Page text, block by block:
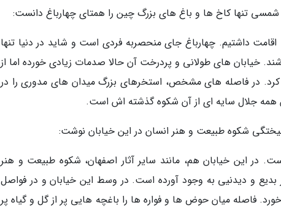
داشتیم. چهارباغ جای منحصربه فردی است و شاید در دنیا تنها
خیابان های طولانی و پردرخت آن حالا صدمات زیادی خورده اما از
کرد. در فاصله های مشخص، استخرهای بزرگ میدان های مدوری را در
همه جلال سایه ای از آن شکوه گذشته اش است.
در این خیابان هم، مانند سایر آثار اصفهان، شکوه طبیعت و هنر
و دیدنیی به وجود آورده است. در وسط این خیابان و در فواصل
فاصله میان حوض ها و فواره ها را باغچه هایی پر از گل و گیاه پر